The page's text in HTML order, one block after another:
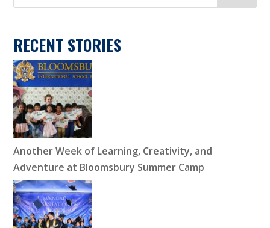
RECENT STORIES
Another Week of Learning, Creativity, and
Adventure at Bloomsbury Summer Camp